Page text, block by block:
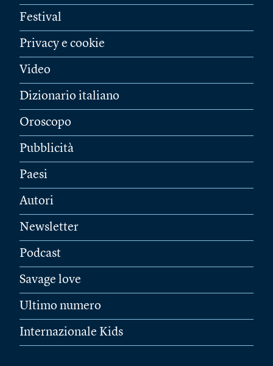
Festival
Privacy e cookie
Video
Dizionario italiano
Oroscopo
Pubblicità
Paesi
Autori
Newsletter
Podcast
Savage love
Ultimo numero
Internazionale Kids